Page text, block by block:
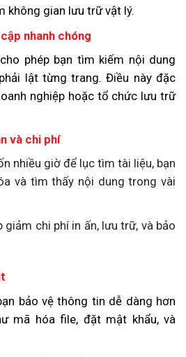
không gian lưu trữ vật lý.
nhanh chóng
phép bạn tìm kiếm nội dung
lật từng trang. Điều này đặc
nghiệp hoặc tổ chức lưu trữ
và chi phí
nhiều giờ để lục tìm tài liệu, bạn
và tìm thấy nội dung trong vài
giảm chi phí in ấn, lưu trữ, và bảo
bảo vệ thông tin dễ dàng hơn
mã hóa file, đặt mật khẩu, và